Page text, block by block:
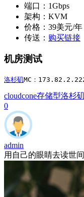
端口：1Gbps
架构：KVM
价格：39美元/年
传送： 购买链接
机房测试
洛杉矶MC：
cloudcone存储型洛杉
0
admin
用自己的眼睛去读世